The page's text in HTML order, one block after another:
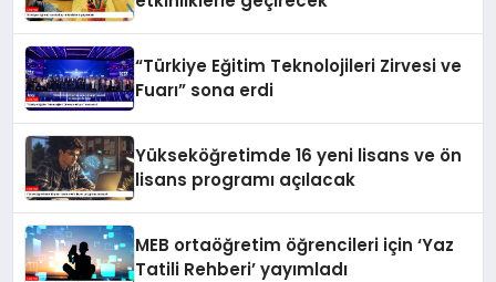
“Türkiye Eğitim Teknolojileri Zirvesi ve
Fuarı” sona erdi
Yükseköğretimde 16 yeni lisans ve ön
lisans programı açılacak
MEB ortaöğretim öğrencileri için ‘Yaz
Tatili Rehberi’ yayımladı